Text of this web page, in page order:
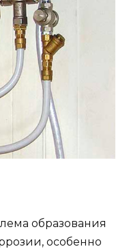
образования
особенно